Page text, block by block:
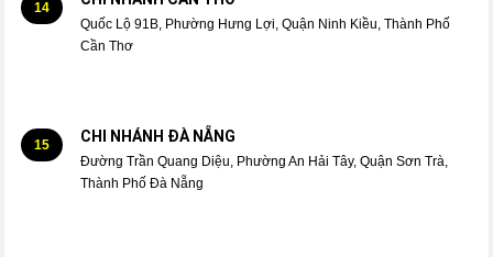
14
Quốc Lộ 91B, Phường Hưng Lợi, Quận Ninh Kiều, Thành Phố
Cần Thơ
15 CHI NHÁNH ĐÀ NẴNG
Đường Trần Quang Diệu, Phường An Hải Tây, Quận Sơn Trà,
Thành Phố Đà Nẵng